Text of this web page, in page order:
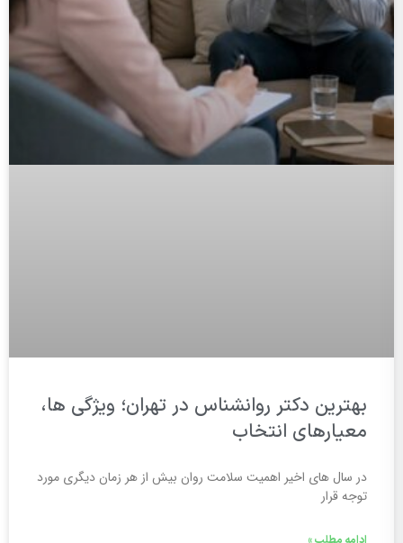
بهترین دکتر روانشناس در تهران؛ ویژگی ها،
معیارهای انتخاب
در سال های اخیر اهمیت سلامت روان بیش از هر زمان دیگری مورد
توجه قرار